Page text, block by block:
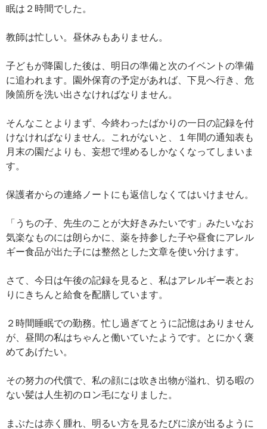
眠は２時間でした。
教師は忙しい。昼休みもありません。
子どもが降園した後は、明日の準備と次のイベントの準備
に追われます。園外保育の予定があれば、下見へ行き、危
険箇所を洗い出さなければなりません。
そんなことよりまず、今終わったばかりの一日の記録を付
けなければなりません。これがないと、１年間の通知表も
月末の園だよりも、妄想で埋めるしかなくなってしまいま
す。
保護者からの連絡ノートにも返信しなくてはいけません。
「うちの子、先生のことが大好きみたいです」みたいなお
気楽なものには朗らかに、薬を持参した子や昼食にアレル
ギー食品が出た子には整然とした文章を使い分けます。
さて、今日は午後の記録を見ると、私はアレルギー表とお
りにきちんと給食を配膳しています。
２時間睡眠での勤務。忙し過ぎてとうに記憶はありません
が、昼間の私はちゃんと働いていたようです。とにかく褒
めてあげたい。
その努力の代償で、私の顔には吹き出物が溢れ、切る暇の
ない髪は人生初のロン毛になりました。
まぶたは赤く腫れ、明るい方を見るたびに涙が出るように